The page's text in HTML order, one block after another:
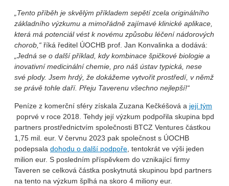
„Tento příběh je skvělým příkladem sepětí zcela originálního
základního výzkumu a mimořádně zajímavé klinické aplikace,
která má potenciál vést k novému způsobu léčení nádorových
chorob,“ říká ředitel ÚOCHB prof. Jan Konvalinka a dodává:
„Jedná se o další příklad, kdy kombinace špičkové biologie a
inovativní medicinální chemie, pro náš ústav typická, nese
své plody. Jsem hrdý, že dokážeme vytvořit prostředí, v němž
se právě tohle daří. Přeju Taverenu všechno nejlepší!“
Peníze z komerční sféry získala Zuzana Kečkéšová a její tým
poprvé v roce 2018. Tehdy její výzkum podpořila skupina bpd
partners prostřednictvím společnosti BTCZ Ventures částkou
1,75 mil. eur. V červnu 2023 pak společnost s ÚOCHB
podepsala dohodu o další podpoře, tentokrát ve výši jeden
milion eur. S posledním příspěvkem do vznikající firmy
Taveren se celková částka poskytnutá skupinou bpd partners
na tento na výzkum šplhá na skoro 4 miliony eur.